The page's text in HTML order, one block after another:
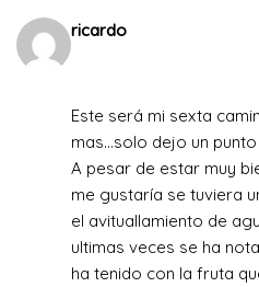
ricardo
Este será mi sexta
mas…solo dejo un
A pesar de estar muy
me gustaría se tuviera
el avituallamiento de
ultimas veces se ha
ha tenido con la fruta